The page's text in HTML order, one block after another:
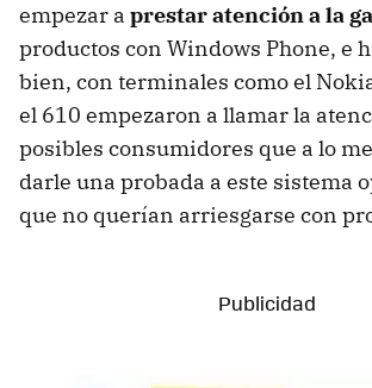
empezar a prestar atención a la
productos con Windows Phone, e
bien, con terminales como el
el 610 empezaron a llamar la
posibles consumidores que a lo
darle una probada a este sistema
que no querían arriesgarse con